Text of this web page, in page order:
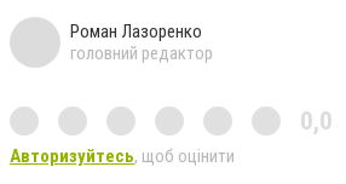
Роман Лазоренко
головний редактор
0,0
Авторизуйтесь, щоб оцінити